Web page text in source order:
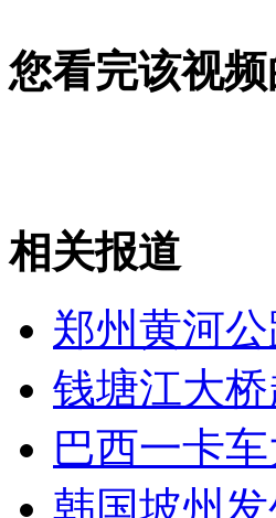
女孩北京地铁殴打老人 痛下
无痛分娩是否安全 医生回应
您看完该视
相关报道
郑州黄河
钱塘江大
巴西一卡
韩国坡州